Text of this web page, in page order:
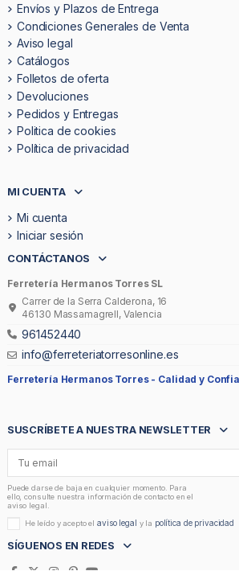
Envíos y Plazos de Entrega
Condiciones Generales de Venta
Aviso legal
Catálogos
Folletos de oferta
Devoluciones
Pedidos y Entregas
Politica de cookies
Política de privacidad
MI CUENTA
Mi cuenta
Iniciar sesión
CONTÁCTANOS
Ferretería Hermanos Torres SL
Carrer de la Serra Calderona, 16
46130 Massamagrell, Valencia
961452440
info@ferreteriatorresonline.es
Ferretería Hermanos Torres - Calidad y
SUSCRÍBETE A NUESTRA NEWSLETTER
Puede darse de baja en cualquier momento. Para
ello, consulte nuestra información de contacto en el
aviso legal.
He leído y acepto elaviso legal y la política de privacidad
SÍGUENOS EN REDES